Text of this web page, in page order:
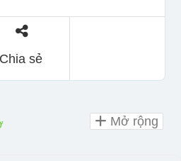
Chia sẻ
Mở rộng